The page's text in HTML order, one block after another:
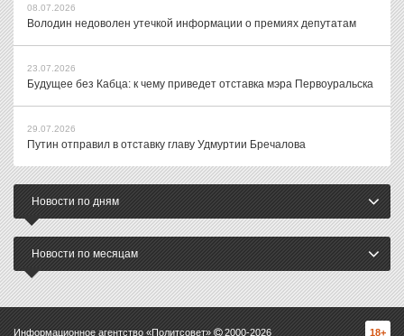
08.07.2026
Володин недоволен утечкой информации о премиях депутатам
23.07.2026
Будущее без Кабца: к чему приведет отставка мэра Первоуральска
29.07.2026
Путин отправил в отставку главу Удмуртии Бречалова
Новости по дням
Новости по месяцам
Информационное агентство «Политсовет» 2000-2026 18+